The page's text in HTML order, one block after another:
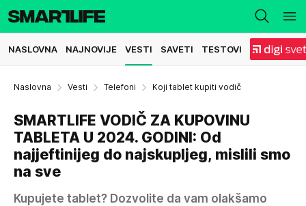
NASLOVNA NAJNOVIJE VESTI SAVETI TESTOVI
Naslovna Vesti Telefoni Koji tablet kupiti vodič
SMARTLIFE VODIČ ZA KUPOVINU
TABLETA U 2024. GODINI: Od
najjeftinijeg do najskupljeg, mislili smo
na sve
Kupujete tablet? Dozvolite da vam olakšamo